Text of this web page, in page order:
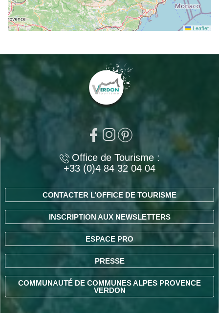
Leaflet
Office de Tourisme :
+33 (0)4 84 32 04 04
CONTACTER L’OFFICE DE TOURISME
INSCRIPTION AUX NEWSLETTERS
ESPACE PRO
PRESSE
COMMUNAUTÉ DE COMMUNES ALPES PROVENCE
VERDON